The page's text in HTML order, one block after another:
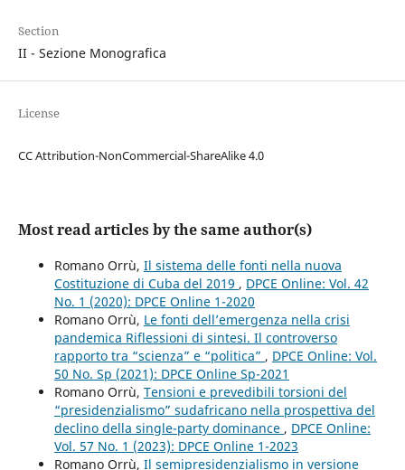
Section
II - Sezione Monografica
License
CC Attribution-NonCommercial-ShareAlike 4.0
Most read articles by the same author(s)
Romano Orrù, Il sistema delle fonti nella nuova
Costituzione di Cuba del 2019 , DPCE Online: Vol. 42
No. 1 (2020): DPCE Online 1-2020
Romano Orrù, Le fonti dell’emergenza nella crisi
pandemica Riflessioni di sintesi. Il controverso
rapporto tra “scienza” e “politica” , DPCE Online: Vol.
50 No. Sp (2021): DPCE Online Sp-2021
Romano Orrù, Tensioni e prevedibili torsioni del
“presidenzialismo” sudafricano nella prospettiva del
declino della single-party dominance , DPCE Online:
Vol. 57 No. 1 (2023): DPCE Online 1-2023
Romano Orrù, Il semipresidenzialismo in versione